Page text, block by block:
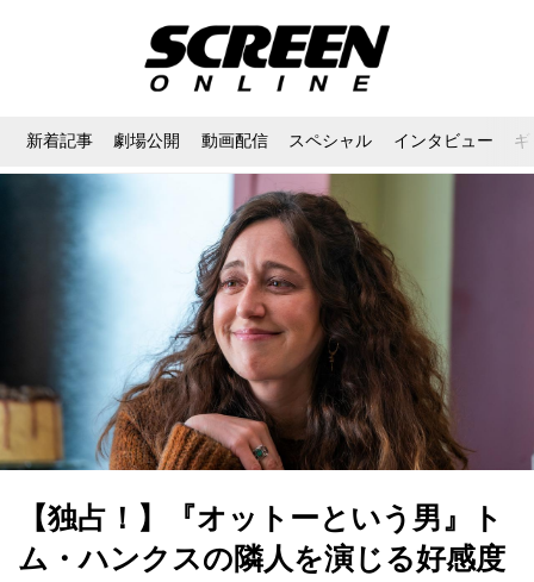
新着記事 劇場公開 動画配信 スペシャル インタビュー
【独占！】『オットーという男』ト
ム・ハンクスの隣人を演じる好感度